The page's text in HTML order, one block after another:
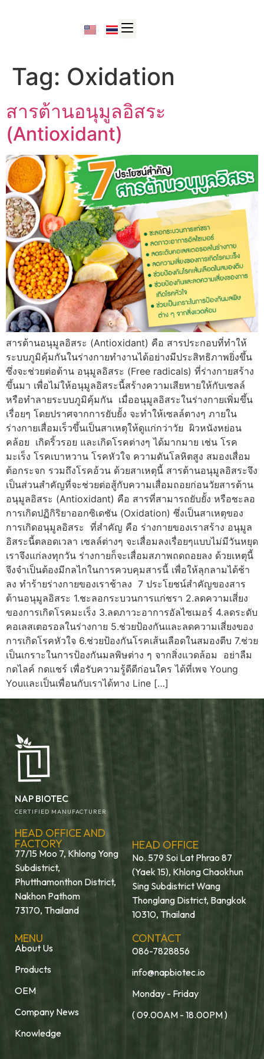
Tag: Oxidation
สารต้านอนุมูลอิสระ
(Antioxidant)
สารต้านอนุมูลอิสระ (Antioxidant) คือ สารประกอบที่ทำให้
ระบบภูมิคุ้มกันในร่างกายทำงานได้อย่างมีประสิทธิภาพยิ่งขึ้น
ซึ่งจะช่วยต่อต้าน อนุมูลอิสระ (Free radicals) ที่ร่างกายสร้าง
ขึ้นมา เพื่อไม่ให้อนุมูลอิสระนี้สร้างความเสียหายให้กับเซลล์
หรือทำลายระบบภูมิคุ้มกัน เมื่ออนุมูลอิสระในร่างกายเพิ่มขึ้น
เรื่อยๆ โดยปราศจากการยับยั้ง จะทำให้เซลล์ตางๆ ภายใน
ร่างกายเสื่อมเร็วขึ้นเป็นสาเหตุให้ดูแก่กว่าวัย ผิวหนังหย่อน
คล้อย เกิดริ้วรอย และเกิดโรคต่างๆ ได้มากมาย เช่น โรค
มะเร็ง โรคเบาหวาน โรคหัวใจ ความดันโลหิตสูง สมองเสื่อม
ต้อกระจก รวมถึงโรคอ้วน ด้วยสาเหตุนี้ สารต้านอนุมูลอิสระจึง
เป็นส่วนสำคัญที่จะช่วยต่อสู้กับความเสื่อมถอยก่อนวัยสารต้าน
อนุมูลอิสระ (Antioxidant) คือ สารที่สามารถยับยั้ง หรือชะลอ
การเกิดปฏิกิริยาออกซิเดชัน (Oxidation) ซึ่งเป็นสาเหตุของ
การเกิดอนุมูลอิสระ ที่สำคัญ คือ ร่างกายของเราสร้าง อนุมูล
อิสระนี้ตลอดเวลา เซลล์ต่างๆ จะเสื่อมลงเรื่อยๆแบบไม่มีวันหยุด
เราจึงแก่ลงทุกวัน ร่างกายก็จะเสื่อมสภาพถดถอยลง ด้วยเหตุนี้
จึงจำเป็นต้องมีกลไกในการควบคุมสารนี้ เพื่อให้ลุกลามได้ช้า
ลง ทำร้ายร่างกายของเราช้าลง 7 ประโยชน์สำคัญของสาร
ต้านอนุมูลอิสระ 1.ชะลอกระบวนการแก่ชรา 2.ลดความเสี่ยง
ของการเกิดโรคมะเร็ง 3.ลดภาวะอาการอัลไซเมอร์ 4.ลดระดับ
คอเลสเตอรอลในร่างกาย 5.ช่วยป้องกันและลดความเสี่ยงของ
การเกิดโรคหัวใจ 6.ช่วยป้องกันโรคเส้นเลือดในสมองตีบ 7.ช่วย
เป็นเกราะในการป้องกันมลพิษต่าง ๆ จากสิ่งแวดล้อม อย่าลืม
กดไลค์ กดแชร์ เพื่อรับความรู้ดีดีก่อนใคร ได้ที่เพจ Young
Youและเป็นเพื่อนกับเราได้ทาง Line […]
NAP BIOTEC
CERTIFIED MANUFACTURER
HEAD OFFICE AND
FACTORY
77/15 Moo 7, Khlong Yong
Subdistrict,
Phutthamonthon District,
Nakhon Pathom
73170, Thailand
HEAD OFFICE
No. 579 Soi Lat Phrao 87
(Yaek 15), Khlong Chaokhun
Sing Subdistrict Wang
Thonglang District, Bangkok
10310, Thailand
MENU
About Us
Products
OEM
Company News
Knowledge
CONTACT
086-7828856
info@napbiotec.io
Monday - Friday
( 09.00AM - 18.00PM )